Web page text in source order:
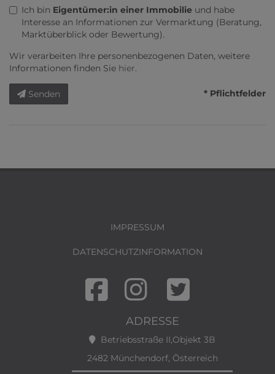
Ich bin Eigentümer:in einer Immobilie und habe
Interesse an Informationen zur Vermarktung (Beratung,
Marktüberblick oder Bewertung).
Wir verarbeiten Ihre personenbezogenen Daten, weitere
Informationen finden Sie hier.
Senden * Pflichtfelder
IMPRESSUM
DATENSCHUTZINFORMATION
ADRESSE
Betriebsstraße II,Objekt 3B
2482 Münchendorf, Österreich